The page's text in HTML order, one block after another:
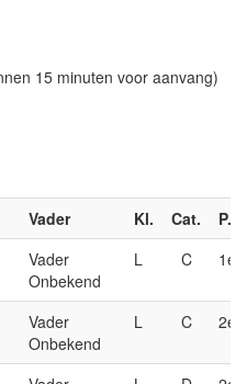
15 minuten voor aanvang)
Vader Kl. Cat.
Vader
Onbekend
L C 1e
Vader
Onbekend
L C 2e